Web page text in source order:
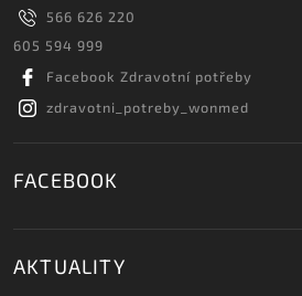
566 626 220
605 594 999
Facebook Zdravotní potřeby
zdravotni_potreby_wonmed
FACEBOOK
AKTUALITY